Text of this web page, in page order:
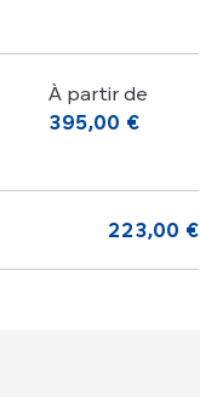
À partir de
395,00 €
223,00 €